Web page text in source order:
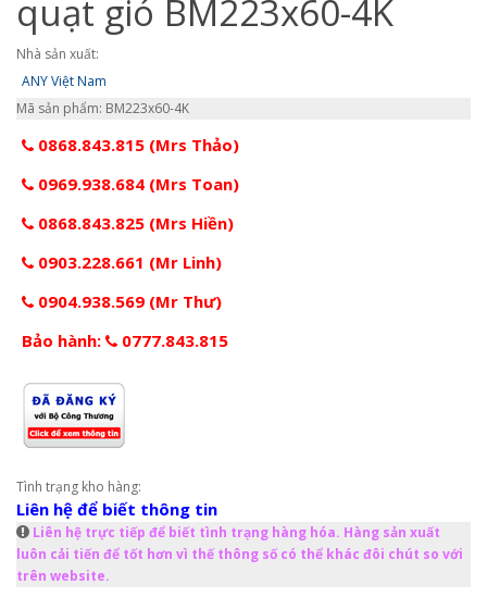
quạt gió BM223x60-4K
Nhà sản xuất:
ANY Việt Nam
Mã sản phẩm: BM223x60-4K
0868.843.815 (Mrs Thảo)
0969.938.684 (Mrs Toan)
0868.843.825 (Mrs Hiền)
0903.228.661 (Mr Linh)
0904.938.569 (Mr Thư)
Bảo hành:
0777.843.815
Tình trạng kho hàng:
Liên hệ để biết thông tin
Liên hệ trực tiếp để biết tình trạng hàng hóa. Hàng sản xuất
luôn cải tiến để tốt hơn vì thế thông số có thể khác đôi chút so với
trên website.